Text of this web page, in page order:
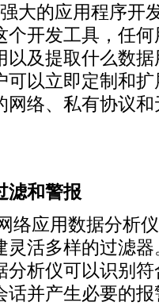
大的应用程序开
个开发工具，任
以及提取什么数
可以立即定制和
网络、私有协议和
滤和警报
络应用数据分析
灵活多样的过滤
分析仪可以识别
话并产生必要的